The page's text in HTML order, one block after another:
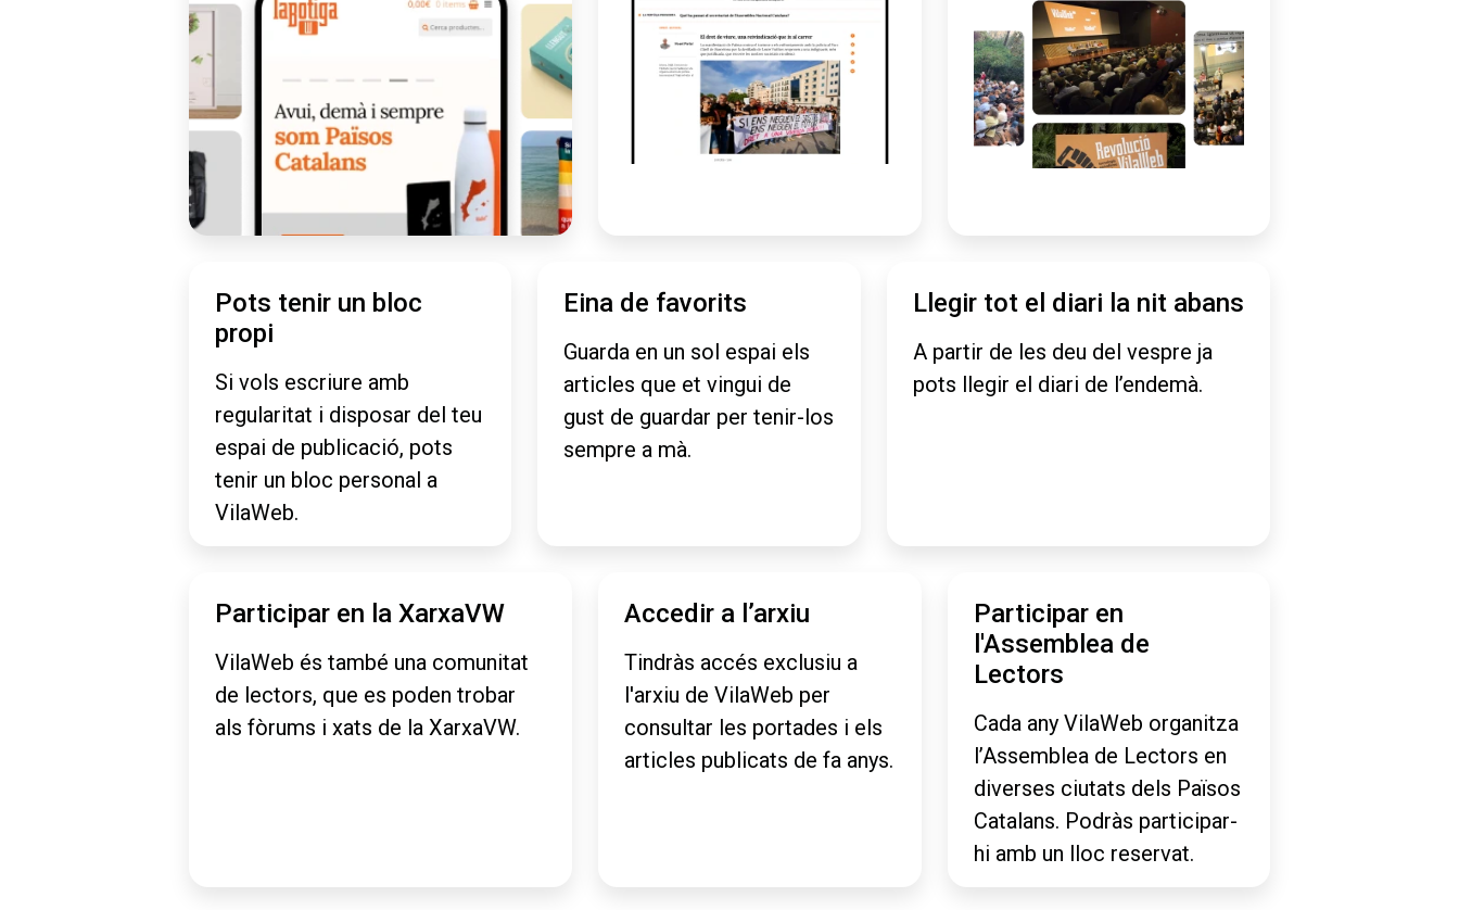
Pots tenir un bloc
propi
Si vols escriure amb
regularitat i disposar del teu
espai de publicació, pots
tenir un bloc personal a
VilaWeb.
Eina de favorits
Guarda en un sol espai els
articles que et vingui de
gust de guardar per tenir-los
sempre a mà.
Llegir tot el diari la nit abans
A partir de les deu del vespre ja
pots llegir el diari de l’endemà.
Participar en la XarxaVW
VilaWeb és també una comunitat
de lectors, que es poden trobar
als fòrums i xats de la XarxaVW.
Accedir a l’arxiu
Tindràs accés exclusiu a
l'arxiu de VilaWeb per
consultar les portades i els
articles publicats de fa anys.
Participar en
l'Assemblea de
Lectors
Cada any VilaWeb organitza
l’Assemblea de Lectors en
diverses ciutats dels Països
Catalans. Podràs participar-
hi amb un lloc reservat.